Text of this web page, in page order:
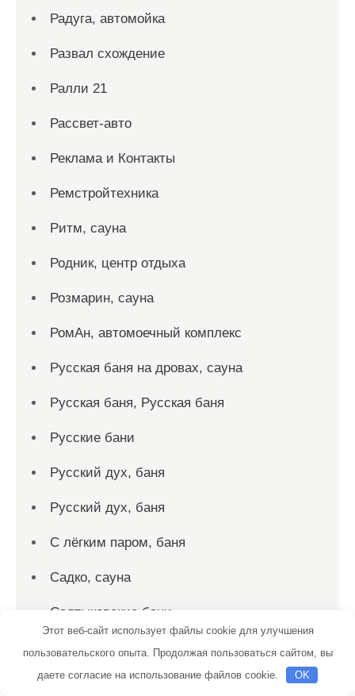
Радуга, автомойка
Развал схождение
Ралли 21
Рассвет-авто
Реклама и Контакты
Ремстройтехника
Ритм, сауна
Родник, центр отдыха
Розмарин, сауна
РомАн, автомоечный комплекс
Русская баня на дровах, сауна
Русская баня, Русская баня
Русские бани
Русский дух, баня
Русский дух, баня
С лёгким паром, баня
Садко, сауна
Салтыковские бани
Сауна, Сауна
Сауна, Сауна
Этот веб-сайт использует файлы cookie для улучшения
пользовательского опыта. Продолжая пользоваться сайтом, вы
даете согласие на использование файлов cookie.
OK